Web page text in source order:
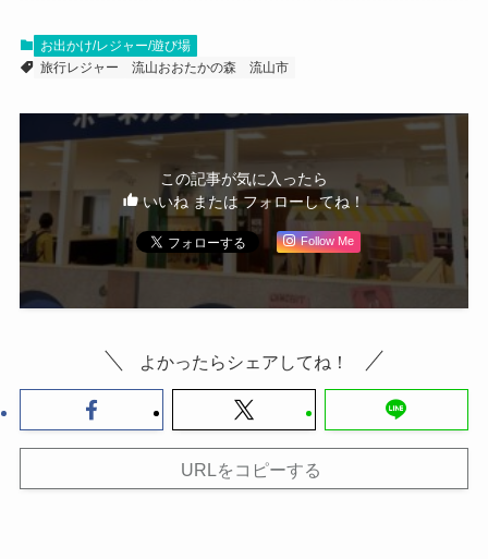
お出かけ/レジャー/遊び場
旅行レジャー
流山おおたかの森 流山市
この記事が気に入ったら
いいね または フォローしてね！
Follow Me
よかったらシェアしてね！
URLをコピーする